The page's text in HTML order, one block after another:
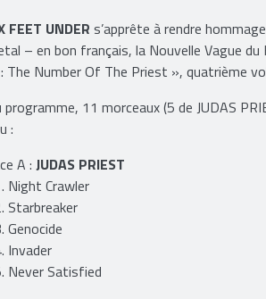
FEET UNDER s’apprête à rendre
– en bon français, la Nouvelle Vague
The Number Of The Priest », quatrième
programme, 11 morceaux (5 de JUDAS
:
A : JUDAS PRIEST
Night Crawler
Starbreaker
Genocide
Invader
Never Satisfied